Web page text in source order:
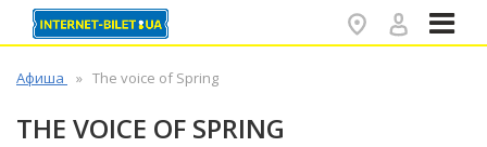
Афиша The voice of Spring
THE VOICE OF SPRING